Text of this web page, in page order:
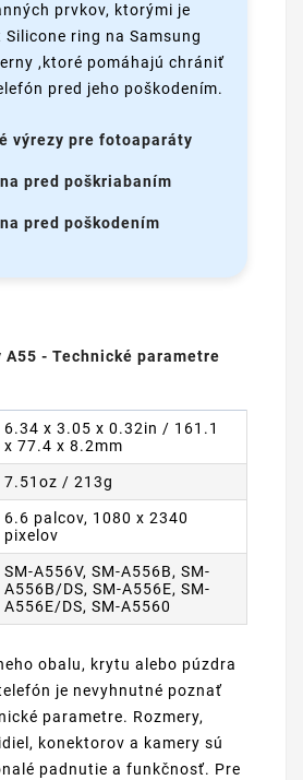
prvkov, ktorými je
ring na Samsung
,ktoré pomáhajú chrániť
pred jeho poškodením.
výrezy pre fotoaparáty
pred poškriabaním
pred poškodením
A55 - Technické parametre
6.34 x 3.05 x 0.32in / 161.1
x 77.4 x 8.2mm
7.51oz / 213g
6.6 palcov, 1080 x 2340
pixelov
SM-A556V, SM-A556B, SM-
A556B/DS, SM-A556E, SM-
A556E/DS, SM-A5560
obalu, krytu alebo púzdra
je nevyhnutné poznať
parametre. Rozmery,
konektorov a kamery sú
padnutie a funkčnosť. Pre